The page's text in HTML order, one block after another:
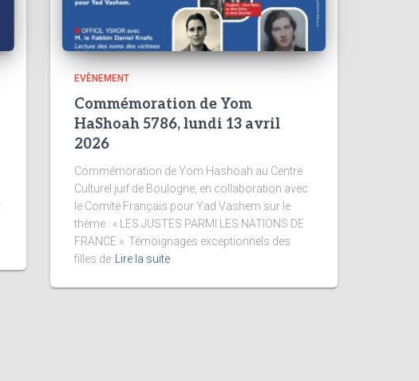
EVÈNEMENT
Commémoration de Yom
HaShoah 5786, lundi 13 avril
2026
Commémoration de Yom Hashoah au Centre
Culturel juif de Boulogne, en collaboration avec
le Comité Français pour Yad Vashem sur le
thème : « LES JUSTES PARMI LES NATIONS DE
FRANCE ». Témoignages exceptionnels des
filles de
Lire la suite